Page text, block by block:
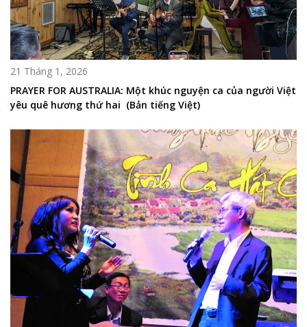
21 Tháng 1, 2026
PRAYER FOR AUSTRALIA: Một khúc nguyện ca của người Việt
yêu quê hương thứ hai (Bản tiếng Việt)